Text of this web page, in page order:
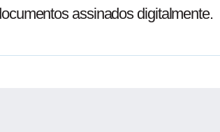
assinados digitalmente.